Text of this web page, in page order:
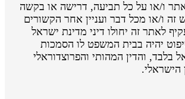
ו/או על כל תביעה, דרישה או בקשה
ו/או מכל דבר ועניין אחר הקשורים
לאתר זה יחולו דיני מדינת ישראל
יהיה בבית המשפט לו הסמכות
והדין המהותי והפרוצדוראלי